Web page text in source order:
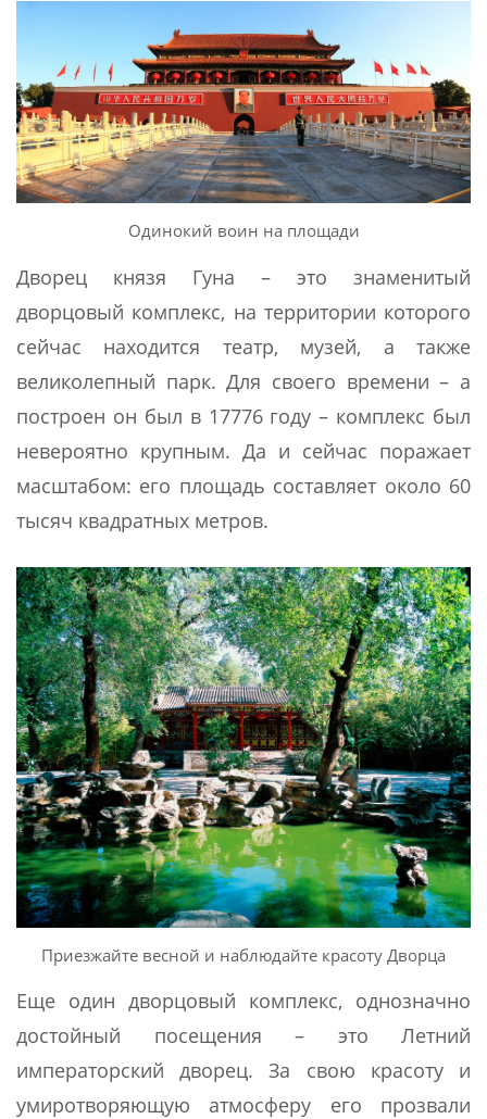
Одинокий воин на площади
Дворец князя Гуна – это знаменитый
дворцовый комплекс, на территории которого
сейчас находится театр, музей, а также
великолепный парк. Для своего времени – а
построен он был в 17776 году – комплекс был
невероятно крупным. Да и сейчас поражает
масштабом: его площадь составляет около 60
тысяч квадратных метров.
Приезжайте весной и наблюдайте красоту Дворца
Еще один дворцовый комплекс, однозначно
достойный посещения – это Летний
императорский дворец. За свою красоту и
умиротворяющую атмосферу его прозвали